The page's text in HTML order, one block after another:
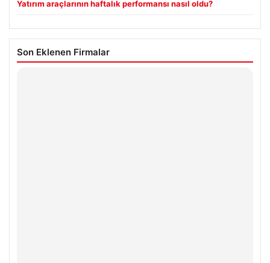
Yatırım araçlarının haftalık performansı nasıl oldu?
Son Eklenen Firmalar